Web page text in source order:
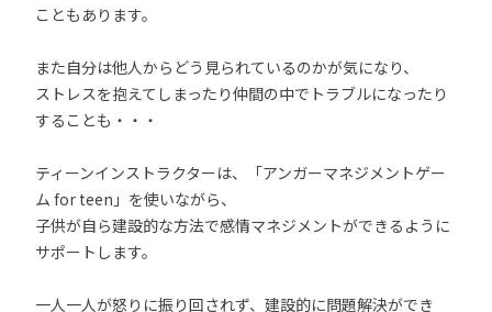
こともあります。
また自分は他人からどう見られているのかが気になり、
ストレスを抱えてしまったり仲間の中でトラブルになったり
することも・・・
ティーンインストラクターは、「アンガーマネジメントゲー
ム for teen」を使いながら、
子供が自ら建設的な方法で感情マネジメントができるように
サポートします。
一人一人が怒りに振り回されず、建設的に問題解決ができ